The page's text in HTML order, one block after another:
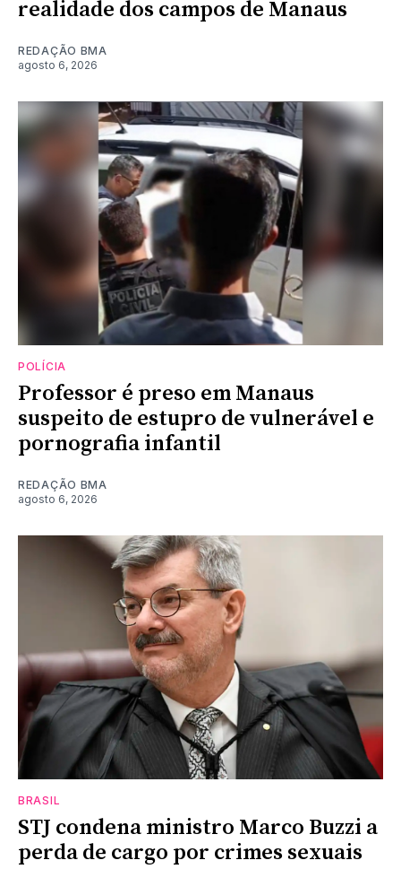
realidade dos campos de Manaus
REDAÇÃO BMA
agosto 6, 2026
POLÍCIA
Professor é preso em Manaus
suspeito de estupro de vulnerável e
pornografia infantil
REDAÇÃO BMA
agosto 6, 2026
BRASIL
STJ condena ministro Marco Buzzi a
perda de cargo por crimes sexuais